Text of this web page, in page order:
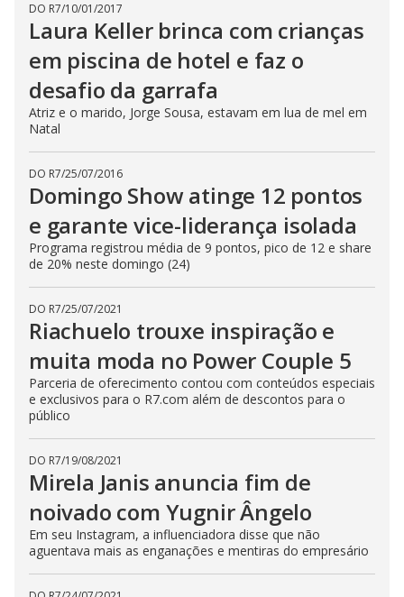
DO R7/10/01/2017
Laura Keller brinca com crianças
em piscina de hotel e faz o
desafio da garrafa
Atriz e o marido, Jorge Sousa, estavam em lua de mel em
Natal
DO R7/25/07/2016
Domingo Show atinge 12 pontos
e garante vice-liderança isolada
Programa registrou média de 9 pontos, pico de 12 e share
de 20% neste domingo (24)
DO R7/25/07/2021
Riachuelo trouxe inspiração e
muita moda no Power Couple 5
Parceria de oferecimento contou com conteúdos especiais
e exclusivos para o R7.com além de descontos para o
público
DO R7/19/08/2021
Mirela Janis anuncia fim de
noivado com Yugnir Ângelo
Em seu Instagram, a influenciadora disse que não
aguentava mais as enganações e mentiras do empresário